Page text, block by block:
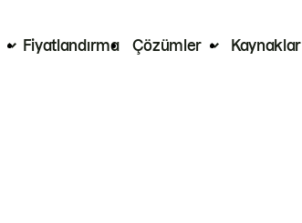
Fiyatlandırma Çözümler Kaynaklar